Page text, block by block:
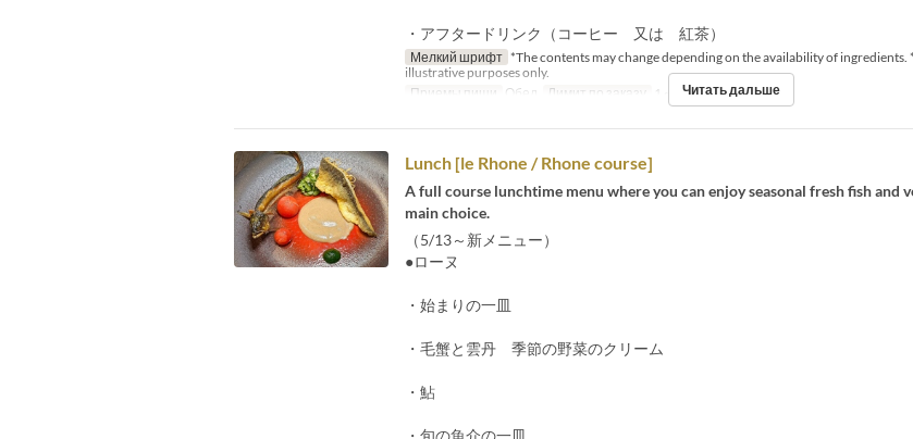
・アフタードリンク（コーヒー 又は 紅茶）
Мелкий шрифт *The contents may change depending on the availability of ingredients.
illustrative purposes only.
Приемы пищи Обед Лимит по заказу 1 ~ 8 Читать дальше
Lunch [le Rhone / Rhone course]
A full course lunchtime menu where you can enjoy seasonal fresh fish and
main choice.
（5/13～新メニュー）
●ローヌ
・始まりの一皿
・毛蟹と雲丹 季節の野菜のクリーム
・鮎
・旬の魚介の一皿